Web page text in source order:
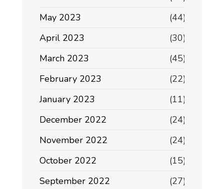
May 2023
(44)
April 2023
(30)
March 2023
(45)
February 2023
(22)
January 2023
(11)
December 2022
(24)
November 2022
(24)
October 2022
(15)
September 2022
(27)